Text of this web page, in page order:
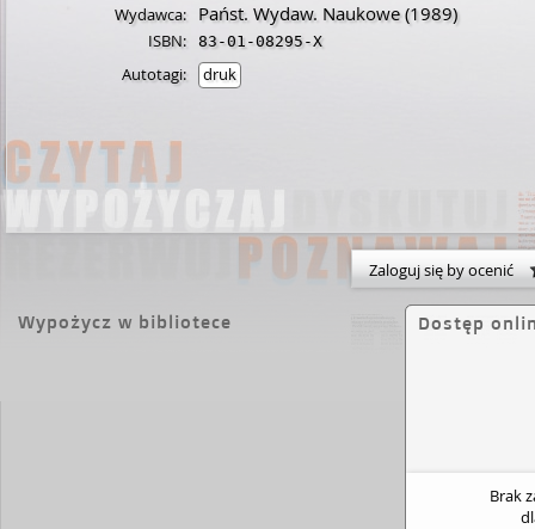
Wydawca: Państ. Wydaw. Naukowe(1989)
ISBN: 83-01-08295-X
Autotagi: druk
Zaloguj się by ocenić
Wypożycz w bibliotece Dostęp
Brak